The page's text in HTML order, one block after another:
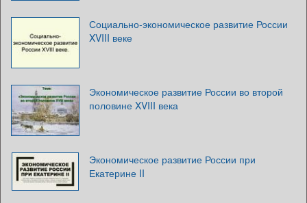
Социально-экономическое развитие России
XVIII веке
Экономическое развитие России во второй
половине XVIII века
Экономическое развитие России при
Екатерине II